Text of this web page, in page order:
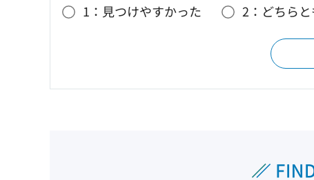
1：見つけやすかった
2：どちら